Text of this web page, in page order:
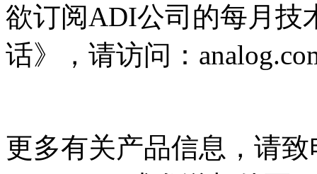
欲订阅ADI公司的每月技
话》，请访问：
更多有关产品信息，请